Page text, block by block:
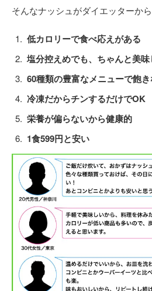
そんなナッシュがダイエッターから
低カロリーで食べ応えがある
塩分控えめでも、ちゃんと美
60種類の豊富なメニューで飽
冷凍だからチンするだけでOK
栄養が偏らないから健康的
1食599円と安い